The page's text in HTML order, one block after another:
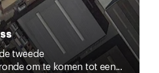
tweede
om te komen tot een...